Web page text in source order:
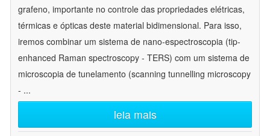
grafeno, importante no controle das propriedades elétricas,
térmicas e ópticas deste material bidimensional. Para isso,
iremos combinar um sistema de nano-espectroscopia (tip-
enhanced Raman spectroscopy - TERS) com um sistema de
microscopia de tunelamento (scanning tunnelling microscopy
- ...
leia mais